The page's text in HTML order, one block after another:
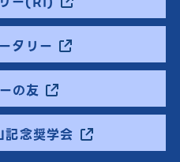
タリー
の友
記念奨学会